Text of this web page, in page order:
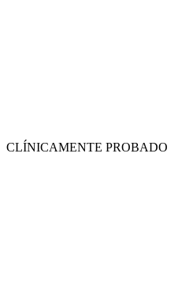
CLÍNICAMENTE PROBADO